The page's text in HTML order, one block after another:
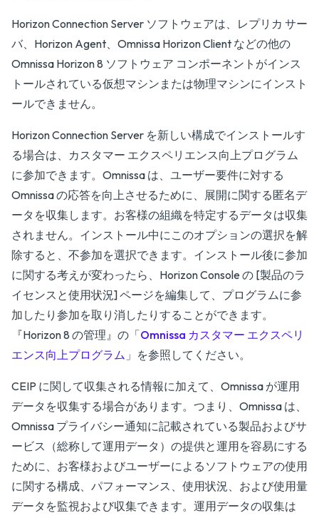
Horizon Connection Server ソフトウェアは、レプリカ サー
バ、Horizon Agent、Omnissa Horizon Client などの他の
Omnissa Horizon 8 ソフトウェア コンポーネントがインス
トールされている仮想マシンまたは物理マシンにインスト
ールできません。
Horizon Connection Server を新しい構成でインストールす
る場合は、カスタマー エクスペリエンス向上プログラム
に参加できます。Omnissa は、ユーザー要件に対する
Omnissa の応答を向上させるために、展開に関する匿名デ
ータを収集します。お客様の組織を特定するデータは収集
されません。インストール中にこのオプションの選択を解
除すると、不参加を選択できます。インストール後に参加
に関する考えが変わったら、Horizon Console の [製品のラ
イセンスと使用状況] ページを編集して、プログラムに参
加したり参加を取り消したりすることができます。
『Horizon 8 の管理』の「Omnissa カスタマー エクスペリ
エンス向上プログラム 」を参照してください。
CEIP に関して収集される情報に加えて、Omnissa が運用
データを収集する場合があります。つまり、Omnissa は、
Omnissa プライバシー通知に記載されている製品およびサ
ービス（総称して運用データ）の提供と運用を容易にする
ために、お客様およびユーザーによるソフトウェアの使用
に関する構成、パフォーマンス、使用状況、および使用量
データを監視および収集できます。運用データの収集は